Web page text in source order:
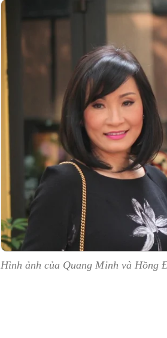
Hình ảnh của Quang Minh và Hồng